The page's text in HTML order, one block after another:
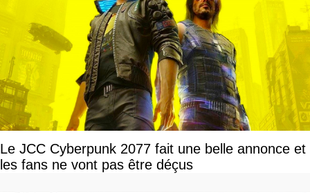
Le JCC Cyberpunk 2077 fait une belle annonce et
les fans ne vont pas être déçus